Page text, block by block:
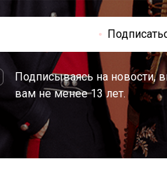
Подписываясь на новости,
вам не менее 13 лет.